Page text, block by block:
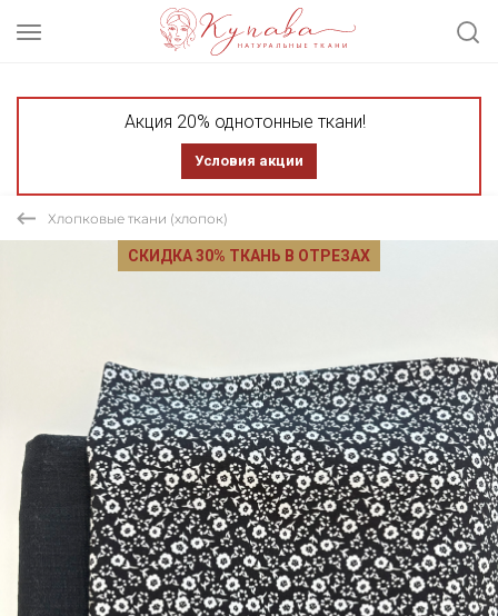
Акция 20% однотонные ткани!
Условия акции
Хлопковые ткани (хлопок)
СКИДКА 30% ТКАНЬ В ОТРЕЗАХ